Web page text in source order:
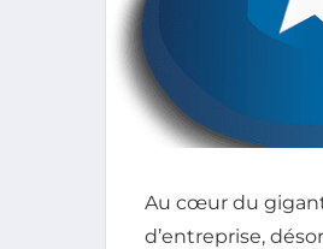
Au cœur du
d’entreprise,